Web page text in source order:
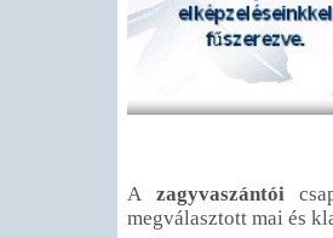
A zagyvaszántói
megválasztott mai és